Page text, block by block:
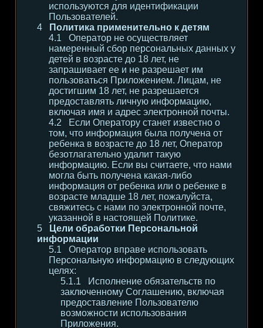
используются для идентификации
Пользователей.
Политика применительно к детям
Оператор не осуществляет
намеренный сбор персональных данных у
детей в возрасте до 18 лет, не
запрашивает ее и не разрешает им
пользоваться Приложением. Лицам, не
достигшим 18 лет, не разрешается
предоставлять личную информацию,
включая имя и адрес электронной почты.
Если Оператору станет известно о
том, что информация была получена от
ребенка в возрасте до 18 лет, Оператор
безотлагательно удалит такую
информацию. Если вы считаете, что нами
могла быть получена какая-либо
информация от ребенка или о ребенке в
возрасте младше 18 лет, пожалуйста,
свяжитесь с нами по электронной почте,
указанной в настоящей Политике.
Цели обработки Персональной
информации
Оператор вправе использовать
Персональную информацию в следующих
целях:
Исполнение обязательств по
заключенному Соглашению, включая
предоставление Пользователю
возможности использования
Приложения.